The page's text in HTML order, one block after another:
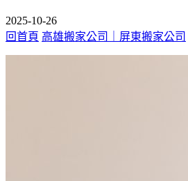
2025-10-26
回首頁 高雄搬家公司｜屏東搬家公司